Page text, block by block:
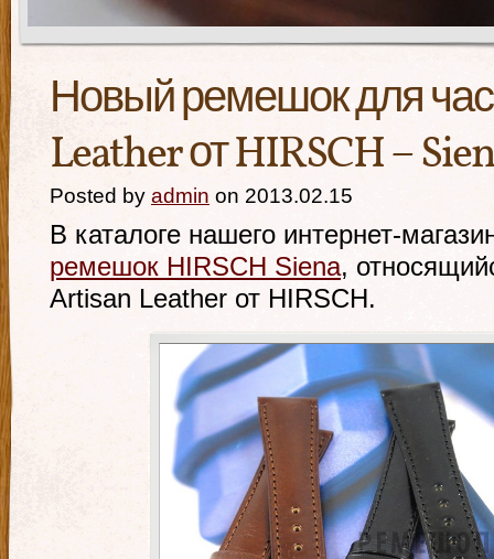
Новый ремешок для
Leather от HIRSCH –
Posted by admin on 2013.02.15
В каталоге нашего интернет-
ремешок HIRSCH Siena,
Artisan Leather от HIRSCH.